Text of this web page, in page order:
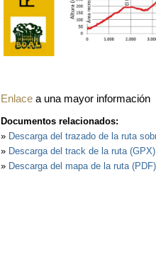
Enlacea una mayor información
Documentos relacionados:
» Descarga del trazado de la ruta
» Descarga del track de la ruta
» Descarga del mapa de la ruta (PDF)